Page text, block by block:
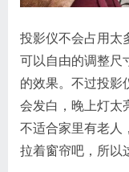
投影仪不会占用太
可以自由的调整尺
的效果。不过投影
会发白，晚上灯太
不适合家里有老人
拉着窗帘吧，所以